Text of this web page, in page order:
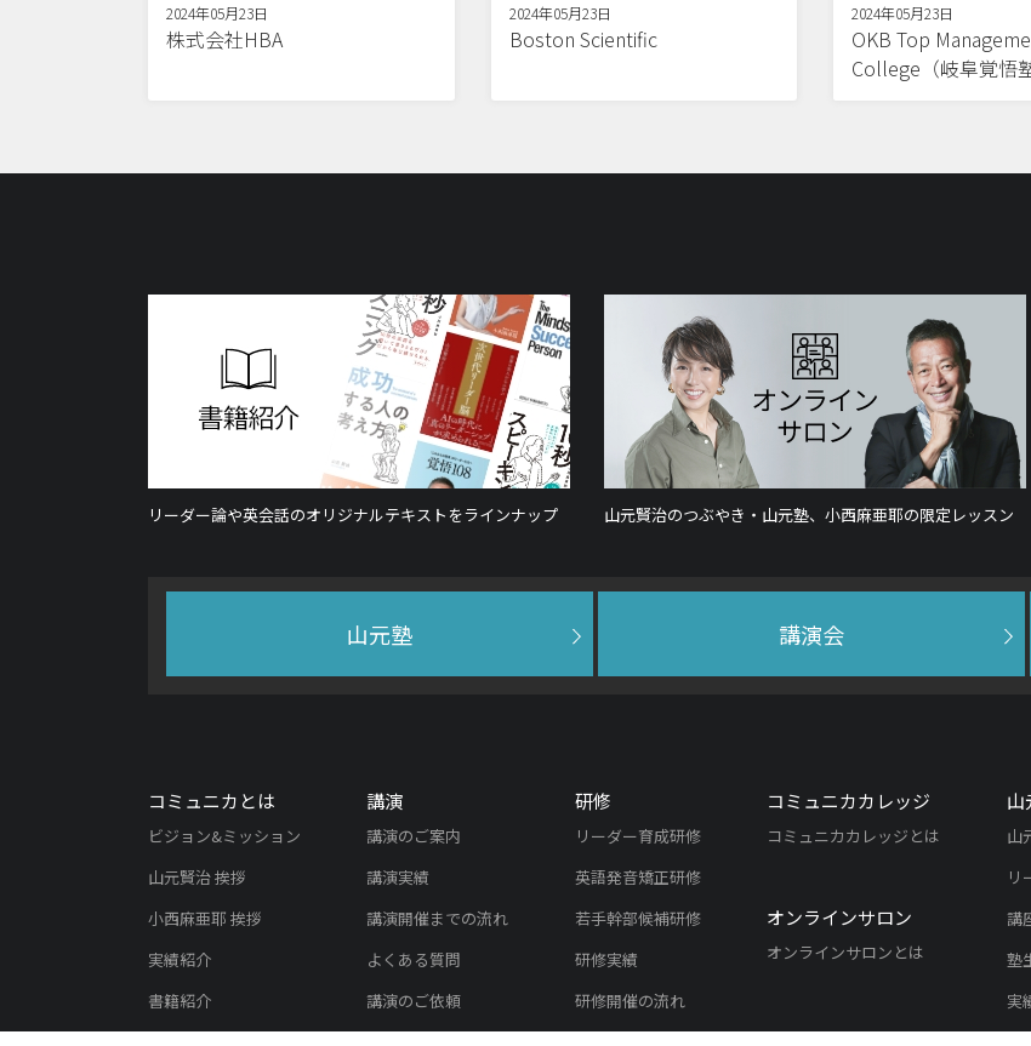
2024年05月23日
株式会社HBA
2024年05月23日
Boston Scientific
2024年05月23日
OKB Top
College（岐阜覚悟
リーダー論や英会話のオリジナルテキストをラインナップ 山元賢治のつぶやき・山元塾、小西麻亜耶の限定レッスン
山元塾 講演会
コミュニカとは
ビジョン&ミッション
山元賢治 挨拶
小西麻亜耶 挨拶
実績紹介
書籍紹介
講演
講演のご案内
講演実績
講演開催までの流れ
よくある質問
講演のご依頼
研修
リーダー育成研修
英語発音矯正研修
若手幹部候補研修
研修実績
研修開催の流れ
コミュニカカレッジ
コミュニカカレッジとは
オンラインサロン
オンラインサロンとは
山
山
リ
講
塾
実